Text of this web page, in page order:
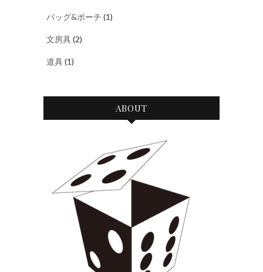
バッグ&ポーチ (1)
文房具(2)
道具(1)
ABOUT